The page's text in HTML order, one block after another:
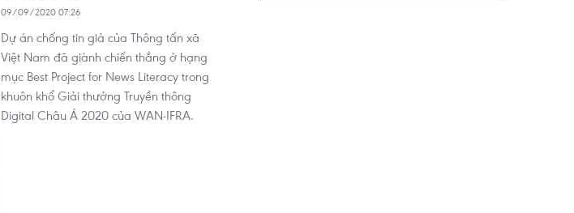
09/09/2020 07:26
Dự án chống tin giả của Thông tấn xã
Việt Nam đã giành chiến thắng ở hạng
mục Best Project for News Literacy trong
khuôn khổ Giải thưởng Truyền thông
Digital Châu Á 2020 của WAN-IFRA.